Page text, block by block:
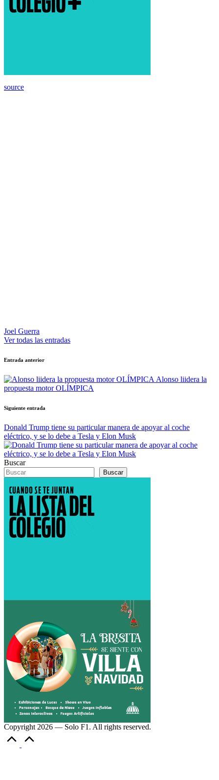
source
Joel Guerra
Ver todas las entradas
Navegación
de
entradas
Entrada anterior
Alonso liidera la
propuesta motor OLÍMPICA
Siguiente entrada
Donald Trump tiene su particular manera de apoyar al coche
eléctrico, y se lo debe a Tesla y Elon Musk
Buscar
Buscar
Copyright 2026 — Solo F1. All rights reserved.